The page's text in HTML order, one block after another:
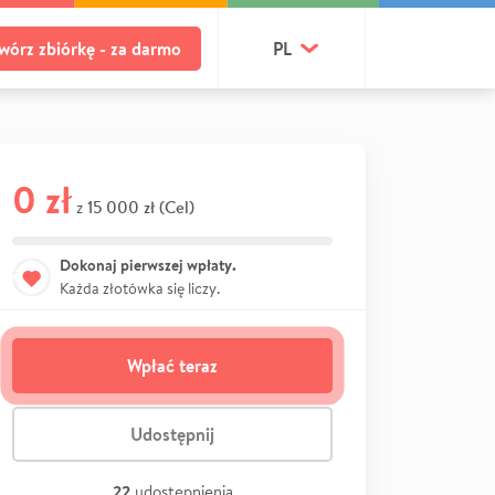
zbiórkę - za darmo PL
0 zł z 15 000 zł (Cel)
Dokonaj pierwszej wpłaty.
Każda złotówka się liczy.
Wpłać teraz
Udostępnij